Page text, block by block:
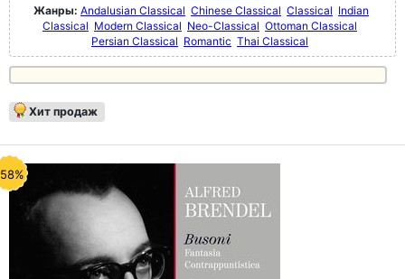
Жанры: Andalusian Classical Chinese Classical Classical Indian
Classical Modern Classical Neo-Classical Ottoman Classical
Persian Classical Romantic Thai Classical
Хит продаж